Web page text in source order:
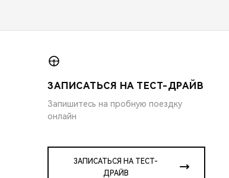
ЗАПИСАТЬСЯ НА ТЕСТ-ДРАЙВ
Запишитесь на пробную поездку
онлайн
ЗАПИСАТЬСЯ НА ТЕСТ-
ДРАЙВ